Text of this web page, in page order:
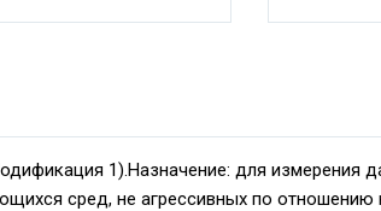
1).Назначение: для измерения
сред, не агрессивных по